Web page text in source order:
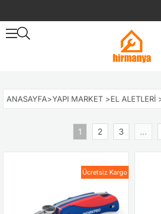
ANASAYFA>YAPI MARKET >EL ALETLERI
1 2 3 ...
Ücretsiz Kargo